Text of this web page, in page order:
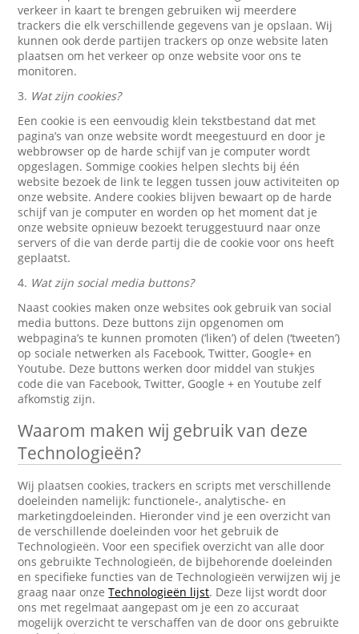
verkeer in kaart te brengen gebruiken wij meerdere
trackers die elk verschillende gegevens van je opslaan. Wij
kunnen ook derde partijen trackers op onze website laten
plaatsen om het verkeer op onze website voor ons te
monitoren.
3. Wat zijn cookies?
Een cookie is een eenvoudig klein tekstbestand dat met
pagina’s van onze website wordt meegestuurd en door je
webbrowser op de harde schijf van je computer wordt
opgeslagen. Sommige cookies helpen slechts bij één
website bezoek de link te leggen tussen jouw activiteiten op
onze website. Andere cookies blijven bewaart op de harde
schijf van je computer en worden op het moment dat je
onze website opnieuw bezoekt teruggestuurd naar onze
servers of die van derde partij die de cookie voor ons heeft
geplaatst.
4. Wat zijn social media buttons?
Naast cookies maken onze websites ook gebruik van social
media buttons. Deze buttons zijn opgenomen om
webpagina’s te kunnen promoten (‘liken’) of delen (‘tweeten’)
op sociale netwerken als Facebook, Twitter, Google+ en
Youtube. Deze buttons werken door middel van stukjes
code die van Facebook, Twitter, Google + en Youtube zelf
afkomstig zijn.
Waarom maken wij gebruik van deze
Technologieën?
Wij plaatsen cookies, trackers en scripts met verschillende
doeleinden namelijk: functionele-, analytische- en
marketingdoeleinden. Hieronder vind je een overzicht van
de verschillende doeleinden voor het gebruik de
Technologieën. Voor een specifiek overzicht van alle door
ons gebruikte Technologieën, de bijbehorende doeleinden
en specifieke functies van de Technologieën verwijzen wij je
graag naar onzeTechnologieën lijst. Deze lijst wordt door
ons met regelmaat aangepast om je een zo accuraat
mogelijk overzicht te verschaffen van de door ons gebruikte